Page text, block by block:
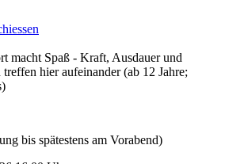
macht Spaß - Kraft, Ausdauer und
treffen hier aufeinander (ab 12 Jahre;
bis spätestens am Vorabend)